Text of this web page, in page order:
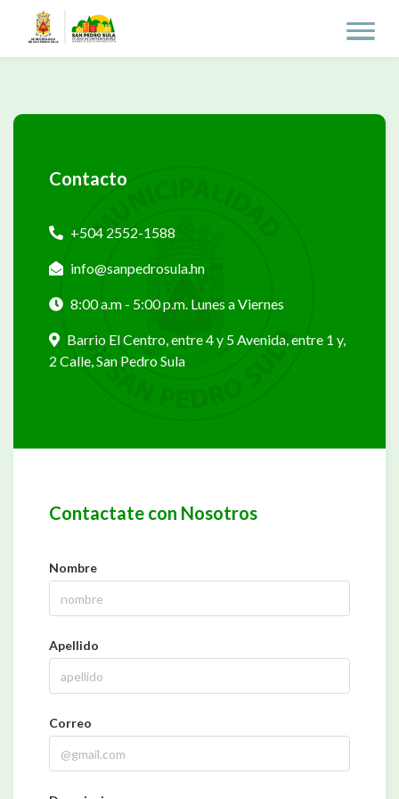
Contactate con Nosotros
Nombre
Apellido
Correo
Contacto
+504 2552-1588
info@sanpedrosula.hn
8:00 a.m - 5:00 p.m. Lunes a Viernes
Barrio El Centro, entre 4 y 5 Avenida, entre 1 y,
2 Calle, San Pedro Sula